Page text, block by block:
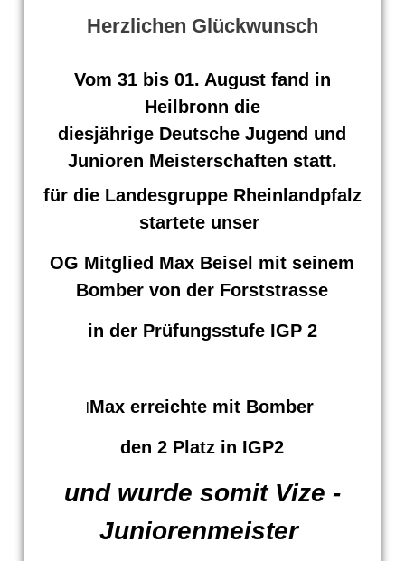
Herzlichen Glückwunsch
Vom 31 bis 01. August fand in
Heilbronn die
diesjährige Deutsche Jugend und
Junioren Meisterschaften statt.
für die Landesgruppe Rheinlandpfalz
startete unser
OG Mitglied Max Beisel mit seinem
Bomber von der Forststrasse
in der Prüfungsstufe IGP 2
Max erreichte mit Bomber
den 2 Platz in IGP2
und wurde somit Vize -
Juniorenmeister